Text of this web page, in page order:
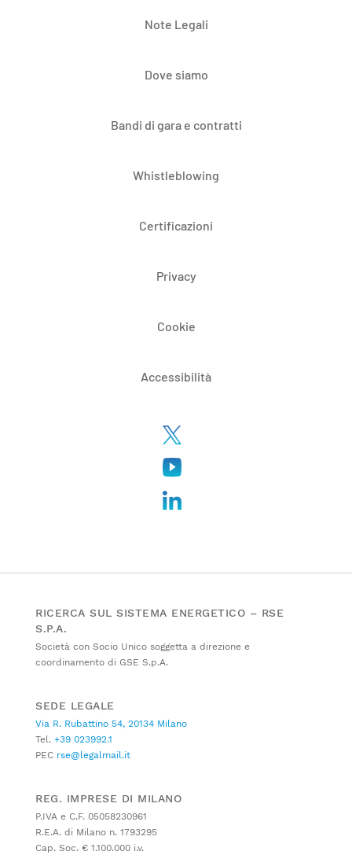
Note Legali
Dove siamo
Bandi di gara e contratti
Whistleblowing
Certificazioni
Privacy
Cookie
Accessibilità
RICERCA SUL SISTEMA ENERGETICO – RSE
S.P.A.
Società con Socio Unico soggetta a direzione e
coordinamento di GSE S.p.A.
SEDE LEGALE
Via R. Rubattino 54, 20134 Milano
Tel. +39 023992.1
PEC rse@legalmail.it
REG. IMPRESE DI MILANO
P.IVA e C.F. 05058230961
R.E.A. di Milano n. 1793295
Cap. Soc. € 1.100.000 i.v.